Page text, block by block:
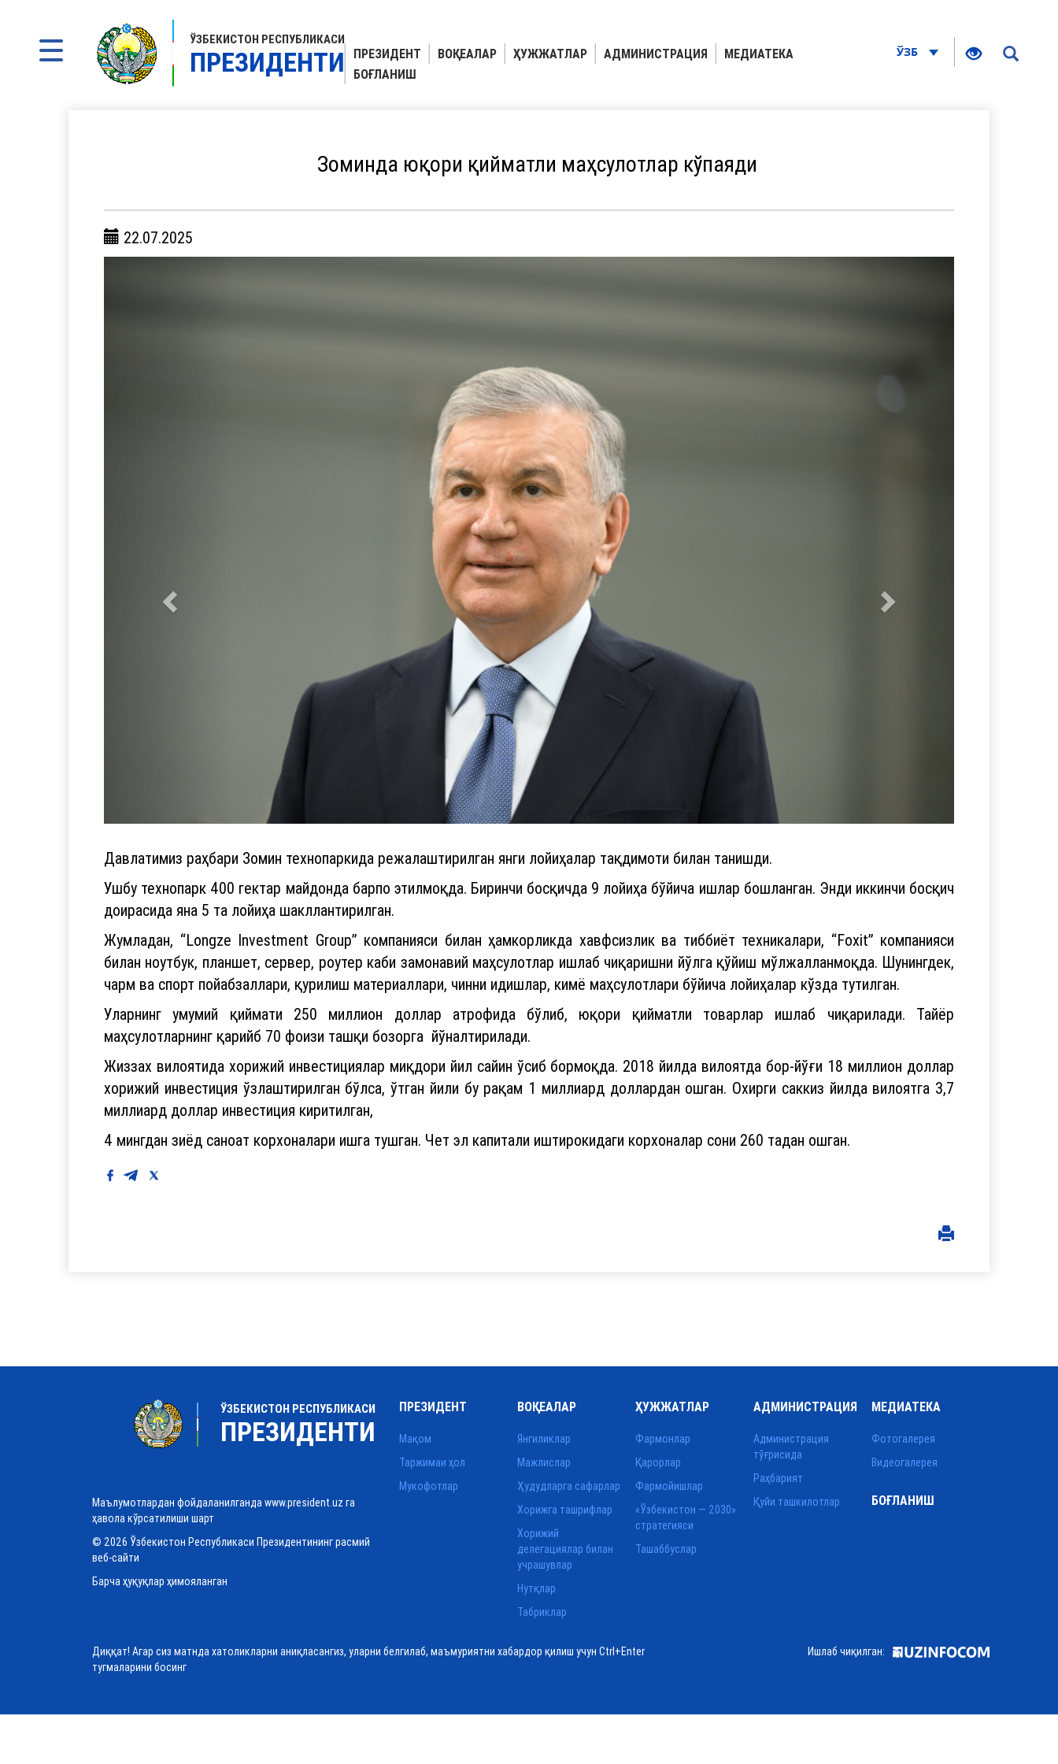
ЎЗБЕКИСТОН РЕСПУБЛИКАСИ
ПРЕЗИДЕНТИ ПРЕЗИДЕНТ ВОҚЕАЛАР ҲУЖЖАТЛАР АДМИНИСТРАЦИЯ
МЕДИАТЕКА
БОҒЛАНИШ
ЎЗБ
Зоминда юқори қийматли маҳсулотлар кўпаяди
22.07.2025
Давлатимиз раҳбари Зомин технопаркида режалаштирилган янги лойиҳалар тақдимоти билан танишди.
Ушбу технопарк 400 гектар майдонда барпо этилмоқда. Биринчи босқичда 9 лойиҳа бўйича ишлар бошланган. Энди иккинчи босқич
доирасида яна 5 та лойиҳа шакллантирилган.
Жумладан, “Longze Investment Group” компанияси билан ҳамкорликда хавфсизлик ва тиббиёт техникалари, “Foxit” компанияси
билан ноутбук, планшет, сервер, роутер каби замонавий маҳсулотлар ишлаб чиқаришни йўлга қўйиш мўлжалланмоқда. Шунингдек,
чарм ва спорт пойабзаллари, қурилиш материаллари, чинни идишлар, кимё маҳсулотлари бўйича лойиҳалар кўзда тутилган.
Уларнинг умумий қиймати 250 миллион доллар атрофида бўлиб, юқори қийматли товарлар ишлаб чиқарилади. Тайёр
маҳсулотларнинг қарийб 70 фоизи ташқи бозорга йўналтирилади.
Жиззах вилоятида хорижий инвестициялар миқдори йил сайин ўсиб бормоқда. 2018 йилда вилоятда бор-йўғи 18 миллион доллар
хорижий инвестиция ўзлаштирилган бўлса, ўтган йили бу рақам 1 миллиард доллардан ошган. Охирги саккиз йилда вилоятга 3,7
миллиард доллар инвестиция киритилган,
4 мингдан зиёд саноат корхоналари ишга тушган. Чет эл капитали иштирокидаги корхоналар сони 260 тадан ошган.
ЎЗБЕКИСТОН РЕСПУБЛИКАСИ
ПРЕЗИДЕНТИ
Маълумотлардан фойдаланилганда www.president.uz га
ҳавола кўрсатилиши шарт
© 2026 Ўзбекистон Республикаси Президентининг расмий
веб-сайти
Барча ҳуқуқлар ҳимояланган
ПРЕЗИДЕНТ
Мақом
Таржимаи ҳол
Мукофотлар
ВОҚЕАЛАР
Янгиликлар
Мажлислар
Ҳудудларга сафарлар
Хорижга ташрифлар
Хорижий
делегациялар билан
учрашувлар
Нутқлар
Табриклар
ҲУЖЖАТЛАР
Фармонлар
Қарорлар
Фармойишлар
«Ўзбекистон — 2030»
стратегияси
Ташаббуслар
АДМИНИСТРАЦИЯ
Администрация
тўғрисида
Раҳбарият
Қуйи ташкилотлар
МЕДИАТЕКА
Фотогалерея
Видеогалерея
БОҒЛАНИШ
Диққат! Агар сиз матнда хатоликларни аниқласангиз, уларни белгилаб, маъмуриятни хабардор қилиш учун Ctrl+Enter
тугмаларини босинг
Ишлаб чиқилган: